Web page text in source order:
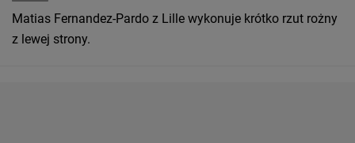
Matias Fernandez-Pardo z Lille wykonuje krótko rzut rożny
z lewej strony.